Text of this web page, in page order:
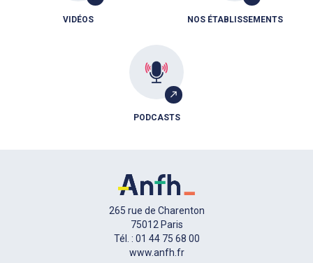
VIDÉOS NOS ÉTABLISSEMENTS
PODCASTS
265 rue de Charenton
75012 Paris
Tél. : 01 44 75 68 00
www.anfh.fr